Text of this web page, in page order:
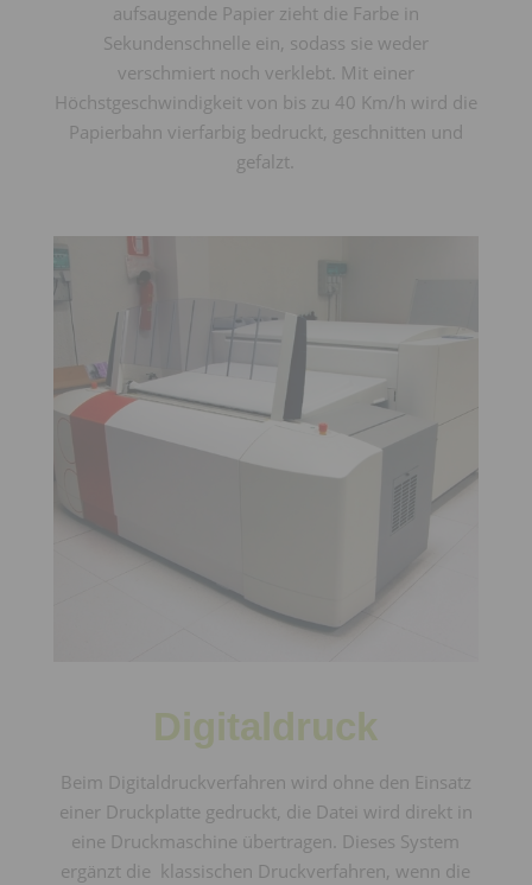
aufsaugende Papier zieht die Farbe in
Sekundenschnelle ein, sodass sie weder
verschmiert noch verklebt. Mit einer
Höchstgeschwindigkeit von bis zu 40 Km/h wird die
Papierbahn vierfarbig bedruckt, geschnitten und
gefalzt.
Digitaldruck
Beim Digitaldruckverfahren wird ohne den Einsatz
einer Druckplatte gedruckt, die Datei wird direkt in
eine Druckmaschine übertragen. Dieses System
ergänzt die klassischen Druckverfahren, wenn die